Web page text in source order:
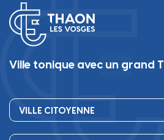
Ville tonique avec un grand T
VILLE CITOYENNE